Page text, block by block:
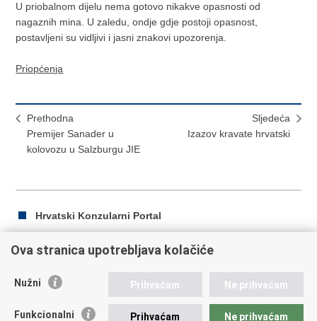
U priobalnom dijelu nema gotovo nikakve opasnosti od
nagaznih mina. U zaledu, ondje gdje postoji opasnost,
postavljeni su vidljivi i jasni znakovi upozorenja.
Priopćenja
Prethodna
Premijer Sanader u
kolovozu u Salzburgu JIE
Sljedeća
Izazov kravate hrvatski
Hrvatski Konzularni Portal
Ispiši
Podijeli
Facebooku
Twitteru
Republika Hrvatska
Ova stranica upotrebljava kolačiće
Nužni Prihvaćam Ne prihvaćam
Funkcionalni Prihvaćam Ne prihvaćam